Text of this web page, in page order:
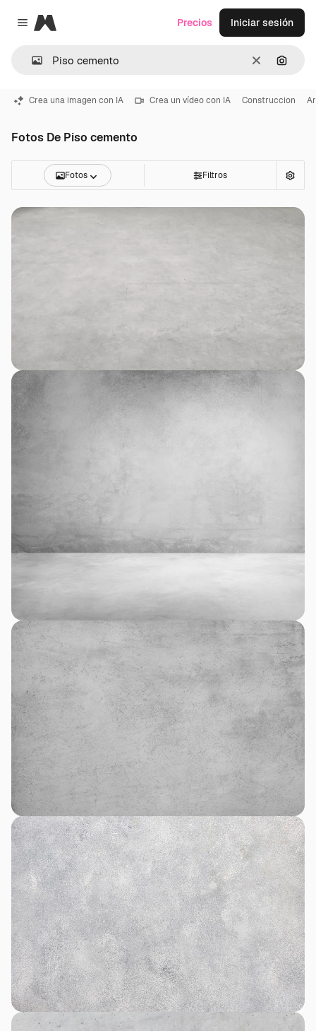
Close menu
Magnific
Borrar
Precios Iniciar sesión
Crea una imagen con IA Crea un vídeo con IA Construccion
Fotos De Piso cemento
Fotos Filtros